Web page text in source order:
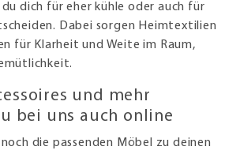
dich für eher kühle oder auch für
Dabei sorgen Heimtextilien
für Klarheit und Weite im Raum,
und mehr
bei uns auch online
die passenden Möbel zu deinen